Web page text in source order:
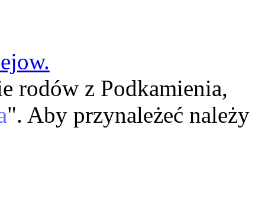
rodów z Podkamienia,
". Aby przynależeć należy